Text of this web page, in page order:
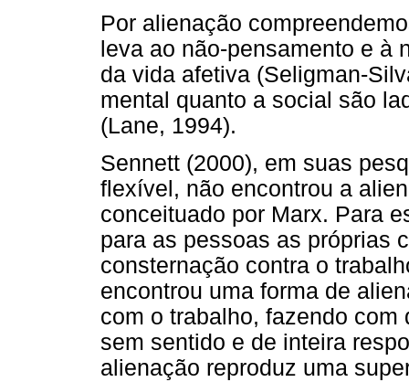
Por alienação
leva ao não-pensamento e à
da vida afetiva (Seligman-
mental quanto a social são
(Lane, 1994).
Sennett (2000), em suas
flexível, não encontrou a
conceituado por Marx. Para
para as pessoas as próprias
consternação contra o
encontrou uma forma de
com o trabalho, fazendo
sem sentido e de inteira
alienação reproduz uma